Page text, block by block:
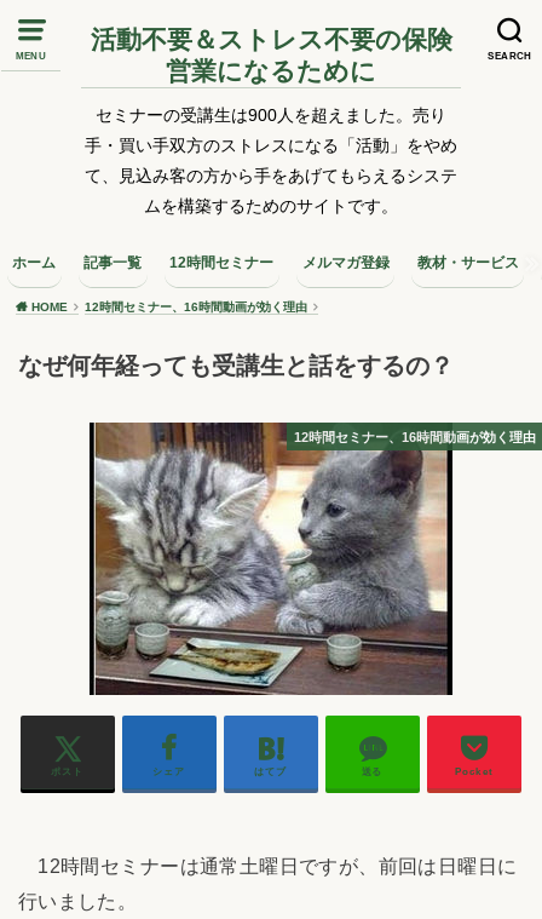
MENU SEARCH
活動不要＆ストレス不要の保険
営業になるために
セミナーの受講生は900人を超えました。売り
手・買い手双方のストレスになる「活動」をやめ
て、見込み客の方から手をあげてもらえるシステ
ムを構築するためのサイトです。
ホーム 記事一覧 12時間セミナー メルマガ登録 教材・サービス
HOME 12時間セミナー、16時間動画が効く理由
なぜ何年経っても受講生と話をするの？
12時間セミナー、16時間動画が効く理由
ポスト シェア はてブ 送る Pocket
12時間セミナーは通常土曜日ですが、前回は日曜日に
行いました。